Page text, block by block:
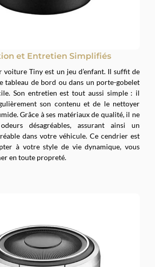
et Entretien Simplifiés
voiture Tiny est un jeu d’enfant. Il suffit de
tableau de bord ou dans un porte-gobelet
Son entretien est tout aussi simple : il
son contenu et de le nettoyer
Grâce à ses matériaux de qualité, il ne
désagréables, assurant ainsi un
dans votre véhicule. Ce cendrier est
à votre style de vie dynamique, vous
en toute propreté.